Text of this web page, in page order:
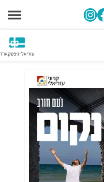
עזריאלי גיפטקארד